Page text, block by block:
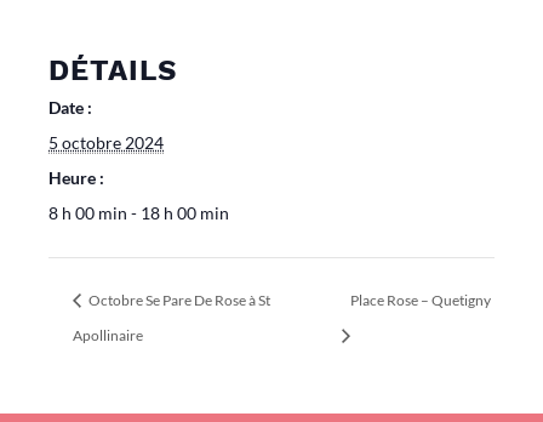
DÉTAILS
Date :
5 octobre 2024
Heure :
8 h 00 min - 18 h 00 min
Octobre Se Pare De Rose à St
Apollinaire
Place Rose – Quetigny